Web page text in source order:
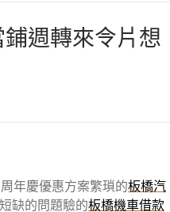
週轉來令片想
年慶優惠方案繁瑣的板橋汽
缺的問題驗的板橋機車借款